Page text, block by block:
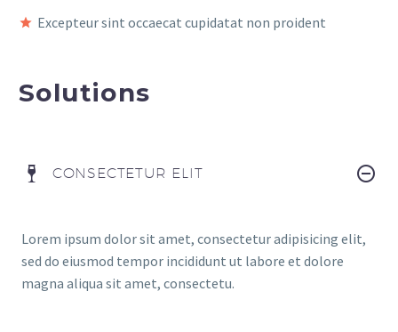
Excepteur sint occaecat cupidatat non proident
Solutions
CONSECTETUR ELIT
Lorem ipsum dolor sit amet, consectetur adipisicing elit,
sed do eiusmod tempor incididunt ut labore et dolore
magna aliqua sit amet, consectetu.